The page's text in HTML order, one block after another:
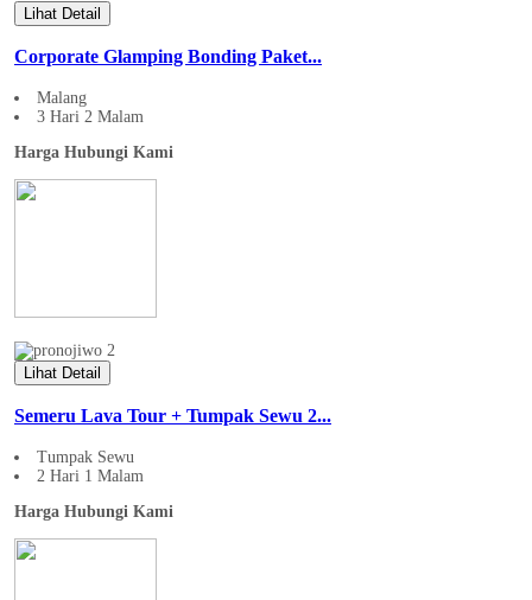
Lihat Detail
Corporate Glamping Bonding Paket...
Malang
3 Hari 2 Malam
Harga Hubungi Kami
Lihat Detail
Semeru Lava Tour + Tumpak Sewu 2...
Tumpak Sewu
2 Hari 1 Malam
Harga Hubungi Kami